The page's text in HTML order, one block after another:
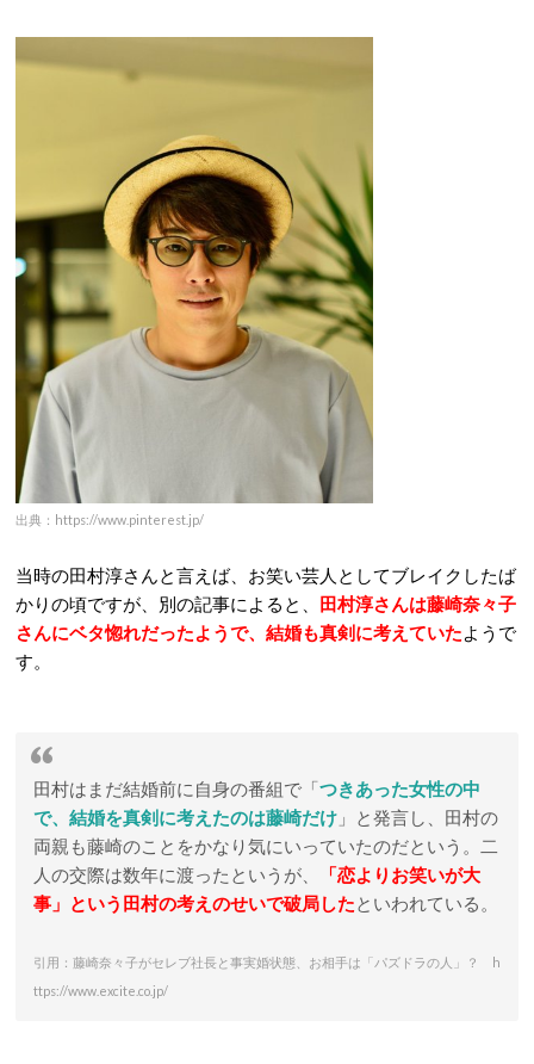
出典：https://www.pinterest.jp/
当時の田村淳さんと言えば、お笑い芸人としてブレイクしたば
かりの頃ですが、別の記事によると、 田村淳さんは藤崎奈々子
さんにベタ惚れだったようで、結婚も真剣に考えていたようで
す。
田村はまだ結婚前に自身の番組で「つきあった女性の中
で、結婚を真剣に考えたのは藤崎だけ 」と発言し、田村の
両親も藤崎のことをかなり気にいっていたのだという。二
人の交際は数年に渡ったというが、
「恋よりお笑いが大
事」という田村の考えのせいで破局したといわれている。
引用：藤崎奈々子がセレブ社長と事実婚状態、お相手は「パズドラの人」？ h
ttps://www.excite.co.jp/